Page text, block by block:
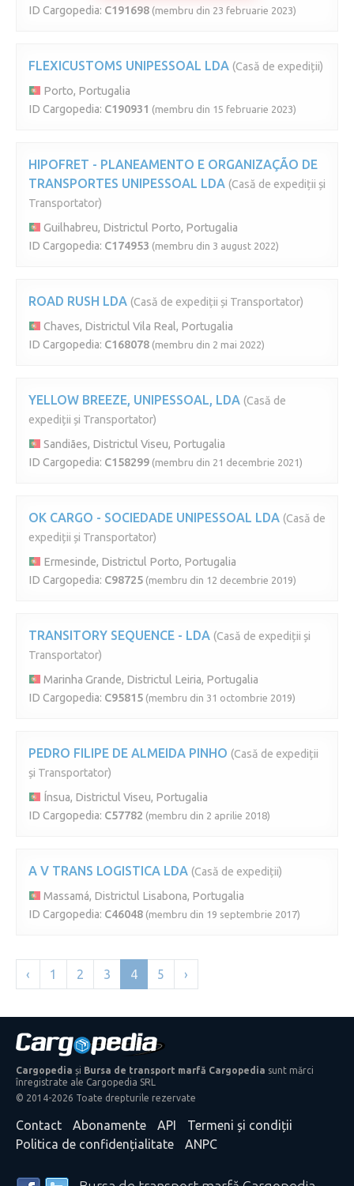
ID Cargopedia: C191698 (membru din 23 februarie 2023)
FLEXICUSTOMS UNIPESSOAL LDA (Casă de expediții)
Porto, Portugalia
ID Cargopedia: C190931 (membru din 15 februarie 2023)
HIPOFRET - PLANEAMENTO E ORGANIZAÇÃO DE
TRANSPORTES UNIPESSOAL LDA (Casă de expediții și
Transportator)
Guilhabreu, Districtul Porto, Portugalia
ID Cargopedia: C174953 (membru din 3 august 2022)
ROAD RUSH LDA (Casă de expediții și Transportator)
Chaves, Districtul Vila Real, Portugalia
ID Cargopedia: C168078 (membru din 2 mai 2022)
YELLOW BREEZE, UNIPESSOAL, LDA (Casă de
expediții și Transportator)
Sandiães, Districtul Viseu, Portugalia
ID Cargopedia: C158299 (membru din 21 decembrie 2021)
OK CARGO - SOCIEDADE UNIPESSOAL LDA (Casă de
expediții și Transportator)
Ermesinde, Districtul Porto, Portugalia
ID Cargopedia: C98725 (membru din 12 decembrie 2019)
TRANSITORY SEQUENCE - LDA (Casă de expediții și
Transportator)
Marinha Grande, Districtul Leiria, Portugalia
ID Cargopedia: C95815 (membru din 31 octombrie 2019)
PEDRO FILIPE DE ALMEIDA PINHO (Casă de expediții
și Transportator)
Ínsua, Districtul Viseu, Portugalia
ID Cargopedia: C57782 (membru din 2 aprilie 2018)
A V TRANS LOGISTICA LDA (Casă de expediții)
Massamá, Districtul Lisabona, Portugalia
ID Cargopedia: C46048 (membru din 19 septembrie 2017)
‹ 1 2 3 4 5 ›
Cargopedia și Bursa de transport marfă Cargopedia sunt mărci
înregistrate ale Cargopedia SRL
© 2014-2026 Toate drepturile rezervate
Contact Abonamente API
Termeni și condiții
Politica de confidențialitate
ANPC